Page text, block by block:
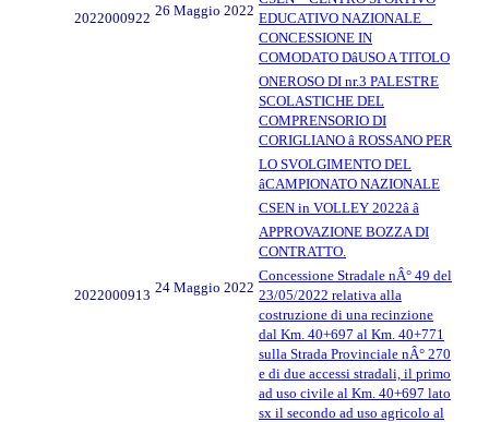
2022000922 26 Maggio 2022 EDUCATIVO NAZIONALE _
CONCESSIONE IN
COMODATO DâUSO A TITOLO
ONEROSO DI nr.3 PALESTRE
SCOLASTICHE DEL
COMPRENSORIO DI
CORIGLIANO â ROSSANO PER
LO SVOLGIMENTO DEL
âCAMPIONATO NAZIONALE
CSEN in VOLLEY 2022â â
APPROVAZIONE BOZZA DI
CONTRATTO.
2022000913 24 Maggio 2022
Concessione Stradale nÂ° 49 del
23/05/2022 relativa alla
costruzione di una recinzione
dal Km. 40+697 al Km. 40+771
sulla Strada Provinciale nÂ° 270
e di due accessi stradali, il primo
ad uso civile al Km. 40+697 lato
sx il secondo ad uso agricolo al